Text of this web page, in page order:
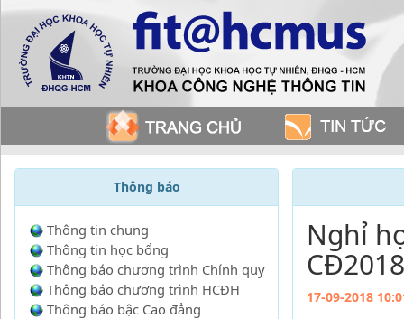
Thông báo
Thông tin chung
Thông tin học bổng
Thông báo chương trình Chính quy
Thông báo chương trình HCĐH
Thông báo bậc Cao đẳng
Nghỉ
17-09-2018